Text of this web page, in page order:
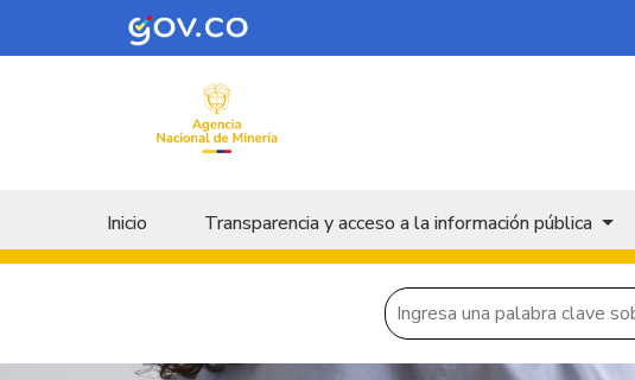
Skip to main content
Menu principal
Inicio Transparencia y acceso a la información pública